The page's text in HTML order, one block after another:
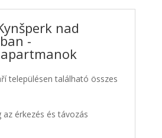
nad
-
településen található összes
érkezés és távozás